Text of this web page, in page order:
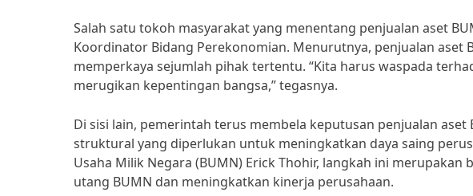
Salah satu tokoh masyarakat yang menentang penjualan aset
Koordinator Bidang Perekonomian. Menurutnya, penjualan aset
memperkaya sejumlah pihak tertentu. “Kita harus waspada
merugikan kepentingan bangsa,” tegasnya.
Di sisi lain, pemerintah terus membela keputusan penjualan
struktural yang diperlukan untuk meningkatkan daya saing
Usaha Milik Negara (BUMN) Erick Thohir, langkah ini
utang BUMN dan meningkatkan kinerja perusahaan.